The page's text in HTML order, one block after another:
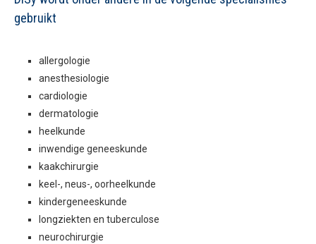
gebruikt
allergologie
anesthesiologie
cardiologie
dermatologie
heelkunde
inwendige geneeskunde
kaakchirurgie
keel-, neus-, oorheelkunde
kindergeneeskunde
longziekten en tuberculose
neurochirurgie